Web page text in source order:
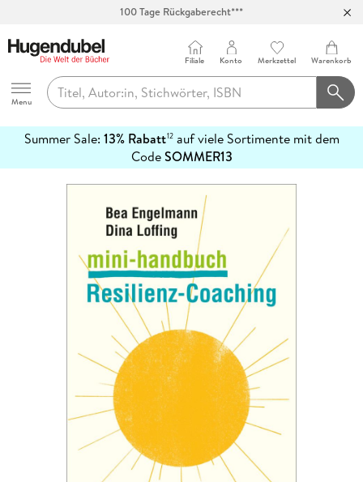
100 Tage Rückgaberecht***
Hugendubel
Menu
Filiale Konto Merkzettel Warenkorb
Summer Sale: 13% Rabatt12auf viele Sortimente mit dem
CodeSOMMER13
erfahren